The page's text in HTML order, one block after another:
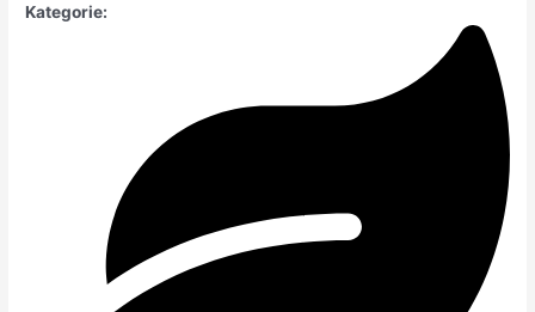
Kategorie: